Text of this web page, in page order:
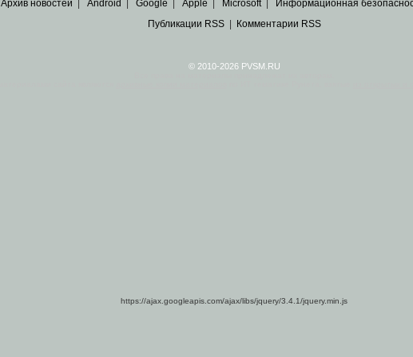
Архив новостей Android Google Apple Microsoft| Информационная
Публикации RSS| Комментарии RSS
© 2010-2026 PVSM.RU
https://ajax.googleapis.com/ajax/libs/jquery/3.4.1/jquery.min.js